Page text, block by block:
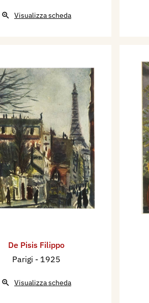
Visualizza scheda
De Pisis Filippo
Parigi - 1925
Visualizza scheda